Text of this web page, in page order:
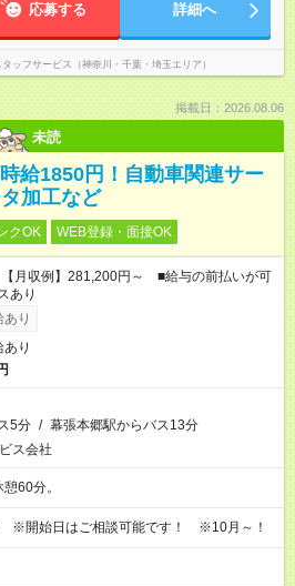
応募する 詳細へ
ッフサービス（神奈川・千葉・埼玉エリア）
掲載日：2026.08.06
未読
給1850円！自動車関連サー
加工など
クOK WEB登録・面接OK
月収例】281,200円～ ■給与の前払いが可
あり
り
り
5分 / 幕張本郷駅からバス13分
ス会社
60分。
※開始日はご相談可能です！ ※10月～！